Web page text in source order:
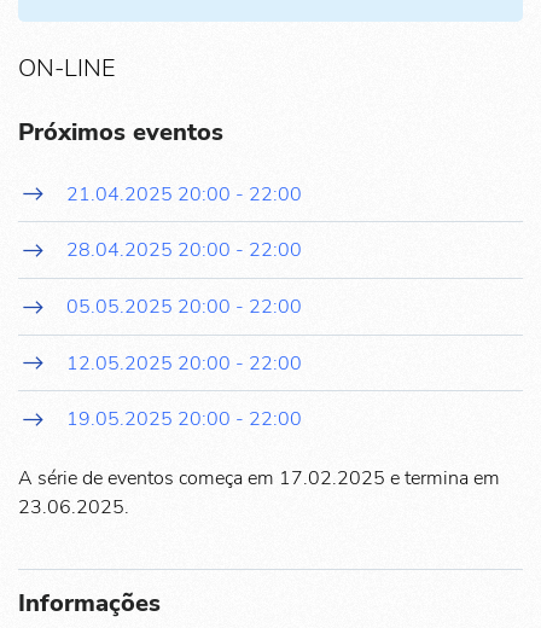
ON-LINE
Próximos eventos
21.04.2025 20:00 - 22:00
28.04.2025 20:00 - 22:00
05.05.2025 20:00 - 22:00
12.05.2025 20:00 - 22:00
19.05.2025 20:00 - 22:00
A série de eventos começa em 17.02.2025 e termina em
23.06.2025.
Informações